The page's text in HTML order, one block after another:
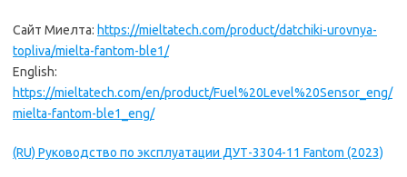
Сайт Миелта: https://mieltatech.com/product/datchiki-urovnya-
topliva/mielta-fantom-ble1/
English:
https://mieltatech.com/en/product/Fuel%20Level%20Sensor_eng/
mielta-fantom-ble1_eng/
(RU) Руководство по эксплуатации ДУТ-3304-11 Fantom (2023)